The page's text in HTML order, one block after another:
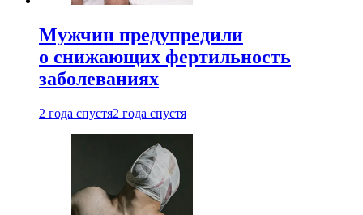
Мужчин предупредили
о снижающих фертильность
заболеваниях
2 года спустя2 года спустя